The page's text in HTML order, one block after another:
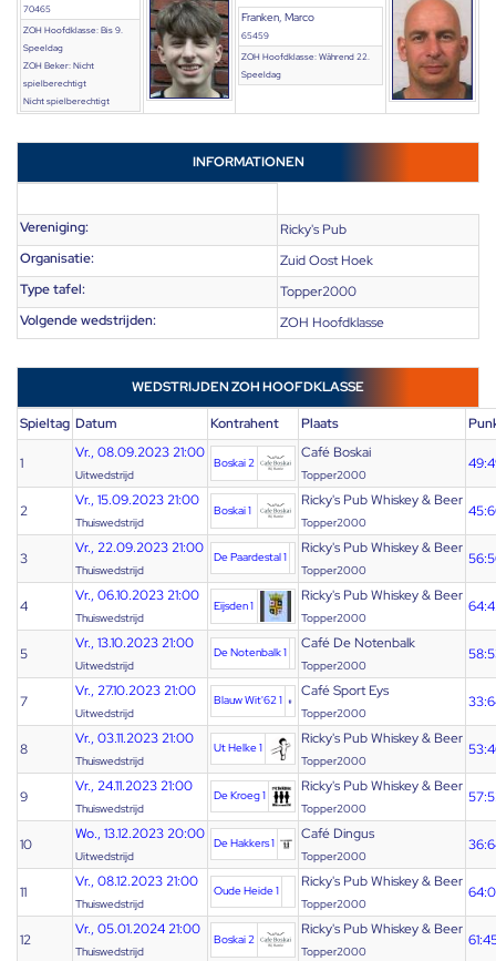
70465
ZOH Hoofdklasse: Bis 9.
Speeldag
ZOH Beker: Nicht
spielberechtigt
Nicht spielberechtigt
Franken, Marco
65459
ZOH Hoofdklasse: Während 22.
Speeldag
INFORMATIONEN
Vereniging:
Ricky's Pub
Organisatie:
Zuid Oost Hoek
Type tafel:
Topper2000
Volgende wedstrijden:
ZOH Hoofdklasse
WEDSTRIJDEN ZOH HOOFDKLASSE
Spieltag Datum Kontrahent Plaats
1
Vr., 08.09.2023 21:00
Uitwedstrijd
Boskai 2
Café Boskai
Topper2000
2
Vr., 15.09.2023 21:00
Thuiswedstrijd
Boskai 1
Ricky's Pub Whiskey & Beer
Topper2000
3
Vr., 22.09.2023 21:00
Thuiswedstrijd
De Paardestal 1
Ricky's Pub Whiskey & Beer
Topper2000
4
Vr., 06.10.2023 21:00
Thuiswedstrijd
Eijsden 1
Ricky's Pub Whiskey & Beer
Topper2000
5
Vr., 13.10.2023 21:00
Uitwedstrijd
De Notenbalk 1
Café De Notenbalk
Topper2000
7
Vr., 27.10.2023 21:00
Uitwedstrijd
Blauw Wit'62 1
Café Sport Eys
Topper2000
8
Vr., 03.11.2023 21:00
Thuiswedstrijd
Ut Helke 1
Ricky's Pub Whiskey & Beer
Topper2000
9
Vr., 24.11.2023 21:00
Thuiswedstrijd
De Kroeg 1
Ricky's Pub Whiskey & Beer
Topper2000
10
Wo., 13.12.2023 20:00
Uitwedstrijd
De Hakkers 1
Café Dingus
Topper2000
11
Vr., 08.12.2023 21:00
Thuiswedstrijd
Oude Heide 1
Ricky's Pub Whiskey & Beer
Topper2000
64:0
12
Vr., 05.01.2024 21:00
Thuiswedstrijd
Boskai 2
Ricky's Pub Whiskey & Beer
Topper2000